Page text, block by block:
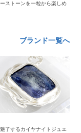
ストーンを一粒から楽しめ
ブランド一覧へ
了するカイヤナイトジュエ